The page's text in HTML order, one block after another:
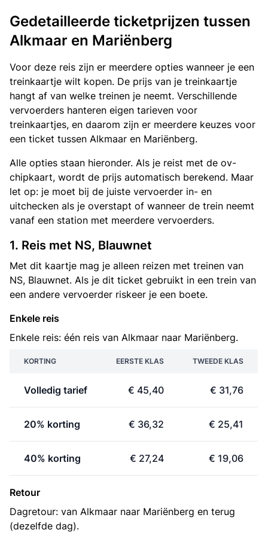
Gedetailleerde ticketprijzen tussen
Alkmaar en Mariënberg
Voor deze reis zijn er meerdere opties wanneer je een
treinkaartje wilt kopen. De prijs van je treinkaartje
hangt af van welke treinen je neemt. Verschillende
vervoerders hanteren eigen tarieven voor
treinkaartjes, en daarom zijn er meerdere keuzes voor
een ticket tussen Alkmaar en Mariënberg.
Alle opties staan hieronder. Als je reist met de ov-
chipkaart, wordt de prijs automatisch berekend. Maar
let op: je moet bij de juiste vervoerder in- en
uitchecken als je overstapt of wanneer de trein neemt
vanaf een station met meerdere vervoerders.
1. Reis met NS, Blauwnet
Met dit kaartje mag je alleen reizen met treinen van
NS, Blauwnet. Als je dit ticket gebruikt in een trein van
een andere vervoerder riskeer je een boete.
Enkele reis
Enkele reis: één reis van Alkmaar naar Mariënberg.
KORTING EERSTE KLAS TWEEDE KLAS
Volledig tarief € 45,40 € 31,76
20% korting € 36,32 € 25,41
40% korting € 27,24 € 19,06
Retour
Dagretour: van Alkmaar naar Mariënberg en terug
(dezelfde dag).